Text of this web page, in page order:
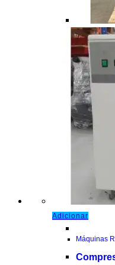
Adicionar
Máquinas